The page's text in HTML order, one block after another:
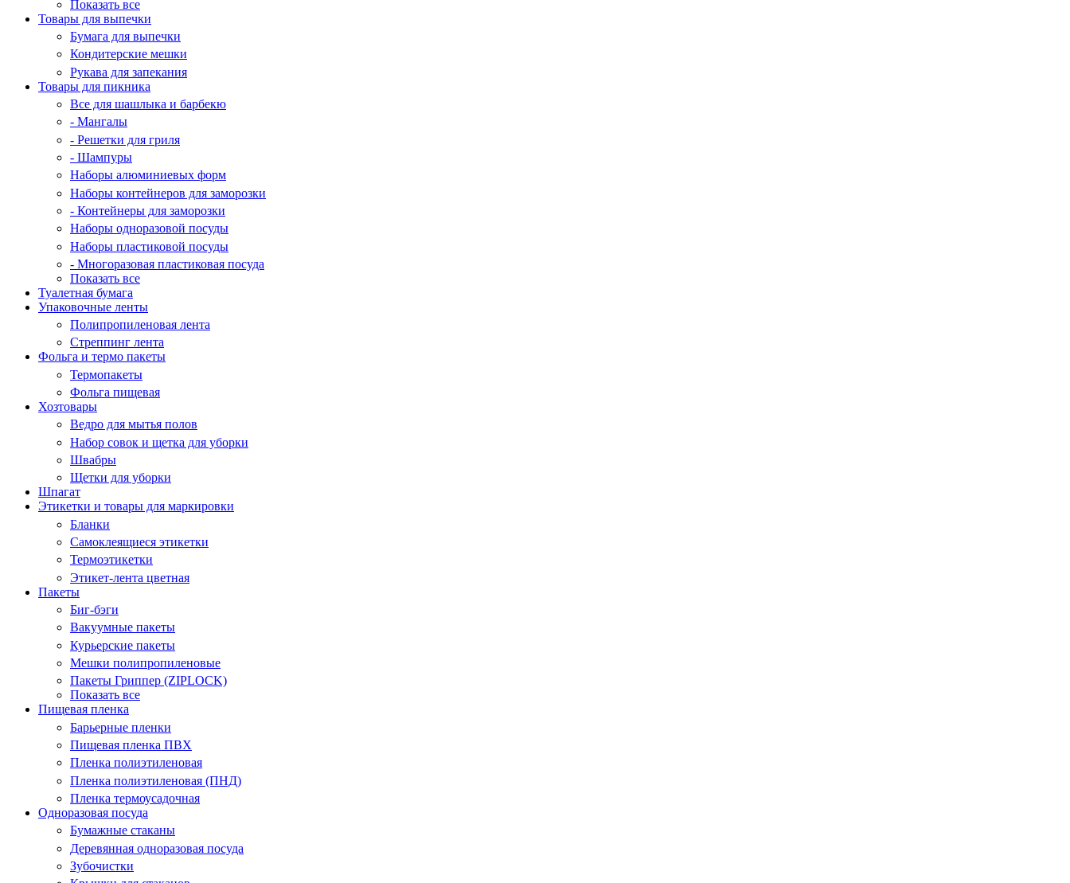
Показать все
Товары для выпечки
Бумага для выпечки
Кондитерские мешки
Рукава для запекания
Товары для пикника
Все для шашлыка и барбекю
- Мангалы
- Решетки для гриля
- Шампуры
Наборы алюминиевых форм
Наборы контейнеров для заморозки
- Контейнеры для заморозки
Наборы одноразовой посуды
Наборы пластиковой посуды
- Многоразовая пластиковая посуда
Показать все
Туалетная бумага
Упаковочные ленты
Полипропиленовая лента
Стреппинг лента
Фольга и термо пакеты
Термопакеты
Фольга пищевая
Хозтовары
Ведро для мытья полов
Набор совок и щетка для уборки
Швабры
Щетки для уборки
Шпагат
Этикетки и товары для маркировки
Бланки
Самоклеящиеся этикетки
Термоэтикетки
Этикет-лента цветная
Пакеты
Биг-бэги
Вакуумные пакеты
Курьерские пакеты
Мешки полипропиленовые
Пакеты Гриппер (ZIPLOCK)
Показать все
Пищевая пленка
Барьерные пленки
Пищевая пленка ПВХ
Пленка полиэтиленовая
Пленка полиэтиленовая (ПНД)
Пленка термоусадочная
Одноразовая посуда
Бумажные стаканы
Деревянная одноразовая посуда
Зубочистки